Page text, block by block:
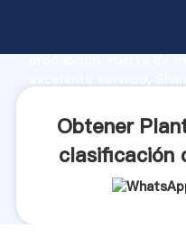
producción, fuerza de
aporta valores a todos
Obtener
clasificación